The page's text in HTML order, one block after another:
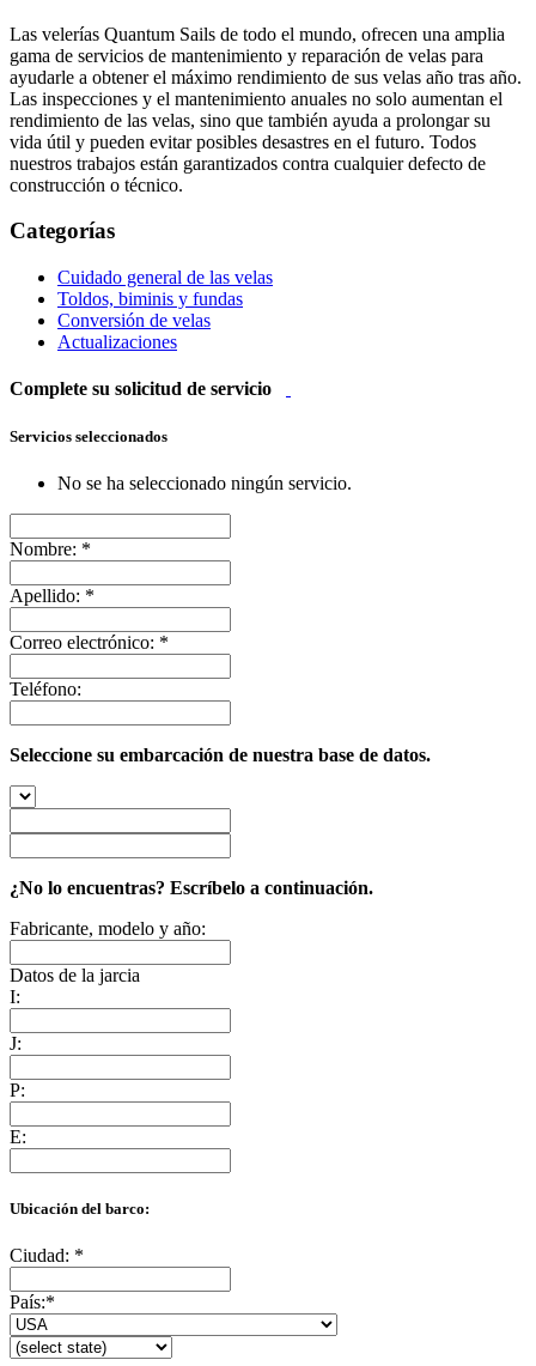
Las velerías Quantum Sails de todo el mundo, ofrecen una amplia
gama de servicios de mantenimiento y reparación de velas para
ayudarle a obtener el máximo rendimiento de sus velas año tras año.
Las inspecciones y el mantenimiento anuales no solo aumentan el
rendimiento de las velas, sino que también ayuda a prolongar su
vida útil y pueden evitar posibles desastres en el futuro. Todos
nuestros trabajos están garantizados contra cualquier defecto de
construcción o técnico.
Categorías
Cuidado general de las velas
Toldos, biminis y fundas
Conversión de velas
Actualizaciones
Complete su solicitud de servicio
Servicios seleccionados
No se ha seleccionado ningún servicio.
Nombre: *
Apellido: *
Correo electrónico: *
Teléfono:
Seleccione su embarcación de nuestra base de datos.
¿No lo encuentras? Escríbelo a continuación.
Fabricante, modelo y año:
Datos de la jarcia
I:
J:
P:
E:
Ubicación del barco:
Ciudad: *
País:*